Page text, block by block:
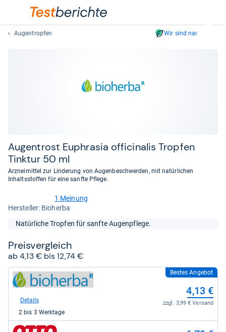
Augentropfen Wir sind nachhaltig
Augen­trost Euphra­sia offi­cina­lis Trop­fen
Tink­tur 50 ml
Arzneimittel zur Linderung von Augenbeschwerden, mit natürlichen
Inhaltsstoffen für eine sanfte Pflege.
von
1 Meinung
Her­stel­ler: Bioherba
Natürliche Tropfen für sanfte Augenpflege.
Preis­ver­gleich
ab 4,13 € bis 12,74 €
zum
Shop:
bioherba.com
4,13
kaufen.
Bestes Angebot
4,13 €
zzgl. 3,99 € Versand
Details
2 bis 3 Werktage
zum